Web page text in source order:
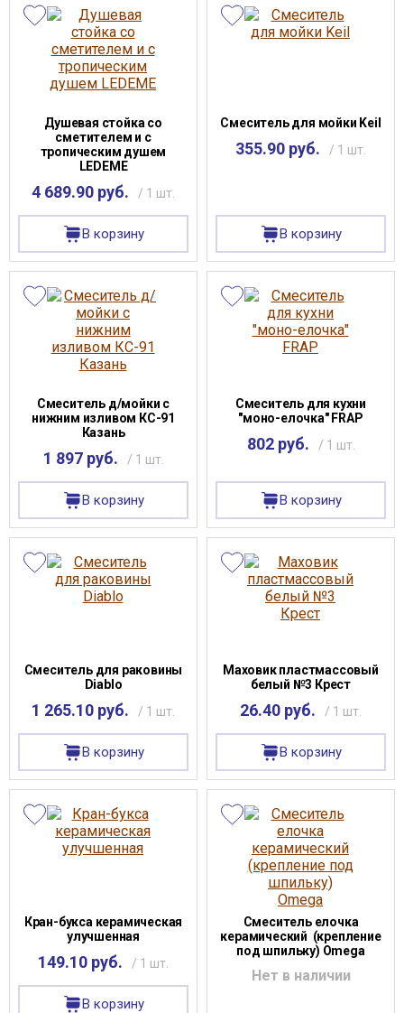
Душевая стойка со
сметителем и с
тропическим душем
LEDEME
4 689.90 руб. / 1 шт.
В корзину
Смеситель для мойки Keil
355.90 руб. / 1 шт.
В корзину
Смеситель д/мойки с
нижним изливом КС-91
Казань
1 897 руб. / 1 шт.
В корзину
Смеситель для кухни
"моно-елочка" FRAP
802 руб. / 1 шт.
В корзину
Смеситель для раковины
Diablo
1 265.10 руб. / 1 шт.
В корзину
Маховик пластмассовый
белый №3 Крест
26.40 руб. / 1 шт.
В корзину
Кран-букса керамическая
улучшенная
149.10 руб. / 1 шт.
В корзину
Смеситель елочка
керамический (крепление
под шпильку) Omega
Нет в наличии